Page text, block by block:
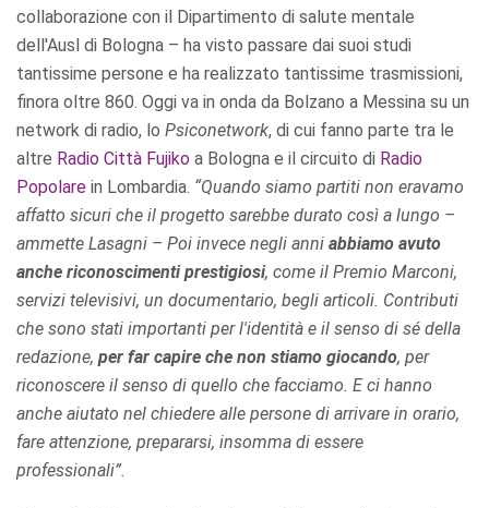
collaborazione con il Dipartimento di salute mentale
dell'Ausl di Bologna – ha visto passare dai suoi studi
tantissime persone e ha realizzato tantissime trasmissioni,
finora oltre 860. Oggi va in onda da Bolzano a Messina su un
network di radio, lo Psiconetwork, di cui fanno parte tra le
altre Radio Città Fujiko a Bologna e il circuito di Radio
Popolare in Lombardia. “Quando siamo partiti non eravamo
affatto sicuri che il progetto sarebbe durato così a lungo –
ammette Lasagni – Poi invece negli anni abbiamo avuto
anche riconoscimenti prestigiosi, come il Premio Marconi,
servizi televisivi, un documentario, begli articoli. Contributi
che sono stati importanti per l'identità e il senso di sé della
redazione, per far capire che non stiamo giocando, per
riconoscere il senso di quello che facciamo. E ci hanno
anche aiutato nel chiedere alle persone di arrivare in orario,
fare attenzione, prepararsi, insomma di essere
professionali”.